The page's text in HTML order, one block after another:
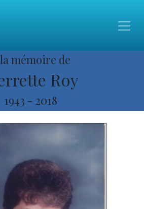
mémoire de
Roy
1943 - 2018